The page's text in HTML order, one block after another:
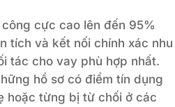
cực cao lên đến 95%
tích và kết nối chính xác nhu
tác cho vay phù hợp nhất.
hồ sơ có điểm tín dụng
hoặc từng bị từ chối ở các